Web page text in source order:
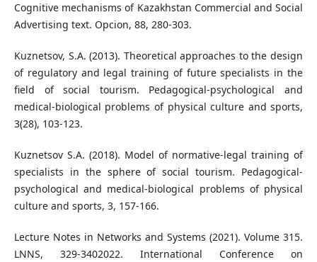
Cognitive mechanisms of Kazakhstan Commercial and Social
Advertising text. Opcion, 88, 280-303.
Kuznetsov, S.A. (2013). Theoretical approaches to the design
of regulatory and legal training of future specialists in the
field of social tourism. Pedagogical-psychological and
medical-biological problems of physical culture and sports,
3(28), 103-123.
Kuznetsov S.A. (2018). Model of normative-legal training of
specialists in the sphere of social tourism. Pedagogical-
psychological and medical-biological problems of physical
culture and sports, 3, 157-166.
Lecture Notes in Networks and Systems (2021). Volume 315.
LNNS, 329-3402022. International Conference on